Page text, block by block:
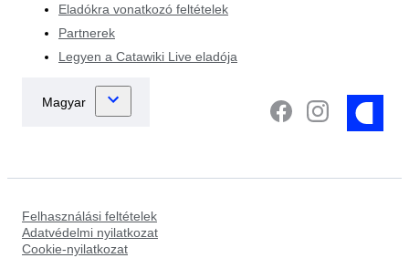
Eladókra vonatkozó feltételek
Partnerek
Legyen a Catawiki Live eladója
Felhasználási feltételek
Adatvédelmi nyilatkozat
Cookie-nyilatkozat